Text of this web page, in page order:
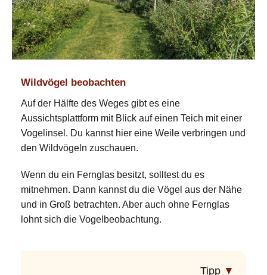
Wildvögel beobachten
Auf der Hälfte des Weges gibt es eine
Aussichtsplattform mit Blick auf einen Teich mit einer
Vogelinsel. Du kannst hier eine Weile verbringen und
den Wildvögeln zuschauen.
Wenn du ein Fernglas besitzt, solltest du es
mitnehmen. Dann kannst du die Vögel aus der Nähe
und in Groß betrachten. Aber auch ohne Fernglas
lohnt sich die Vogelbeobachtung.
Tipp ▼